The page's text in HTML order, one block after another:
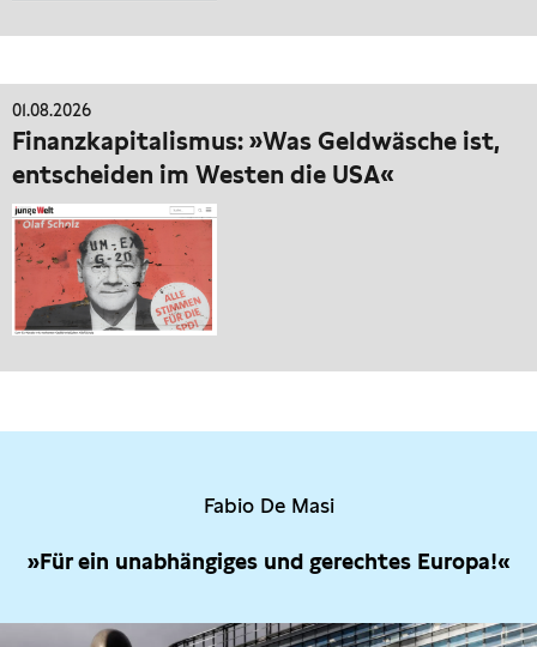
01.08.2026
Finanzkapitalismus: »Was Geldwäsche ist,
entscheiden im Westen die USA«
Fabio De Masi
»Für ein unabhängiges und gerechtes Europa!«